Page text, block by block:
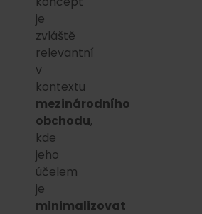
je
zvláště
relevantní
v
kontextu
mezinárodního
obchodu,
kde
jeho
účelem
je
minimalizovat